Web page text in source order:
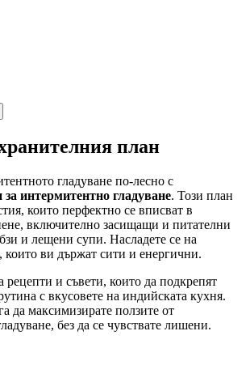
план
гладуване по-лесно с
интермитентно гладуване. Този план
които перфектно се вписват в
включително засищащи и питателни
и лещени супи. Насладете се на
които ви държат сити и енергични.
рецепти и съвети, които да подкрепят
с вкусовете на индийската кухня.
да максимизирате ползите от
без да се чувствате лишени.